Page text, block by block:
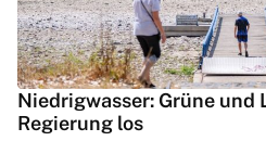
Niedrigwasser: Grüne und
Regierung los